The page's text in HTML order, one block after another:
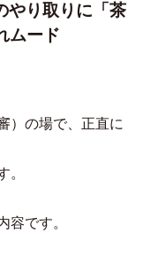
り取りに「茶
ムード
）の場で、正直に
。
容です。